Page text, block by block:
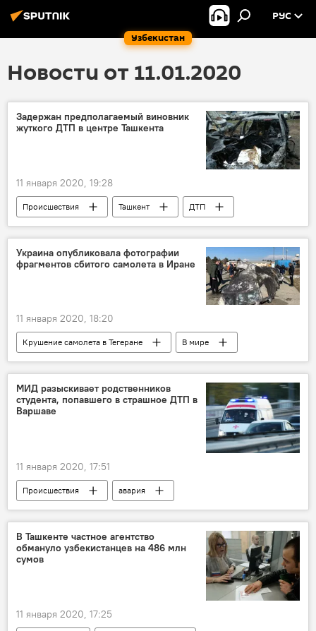
Узбекистан
РУС
Новости от 11.01.2020
Задержан предполагаемый виновник
жуткого ДТП в центре Ташкента
11 января 2020, 19:28
Происшествия Ташкент ДТП
Украина опубликовала фотографии
фрагментов сбитого самолета в Иране
11 января 2020, 18:20
Крушение самолета в Тегеране
В мире
Иран
Украина крушение самолета
МИД разыскивает родственников
студента, попавшего в страшное ДТП в
Варшаве
11 января 2020, 17:51
Происшествия
авария
МИД Узбекистана
Польша
Варшава
В Ташкенте частное агентство
обмануло узбекистанцев на 486 млн
сумов
11 января 2020, 17:25